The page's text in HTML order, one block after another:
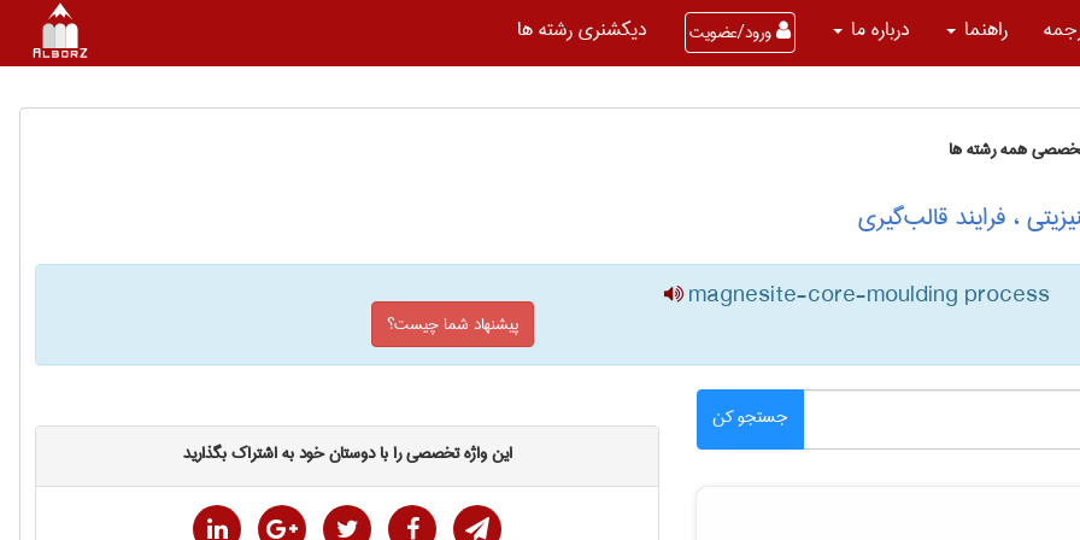
راهنما درباره ما ورود/عضویت دیکشنری رشته ها
همه رشته ها
، فرایند قالب‌گیری
magnesite-core-moulding process
پیشنهاد شما چیست؟
جستجو کن
این واژه تخصصی را با دوستان خود به اشتراک بگذارید